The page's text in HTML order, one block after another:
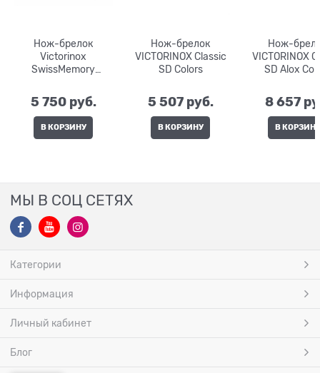
Нож-брелок
Victorinox
SwissMemory
5 750 руб.
В КОРЗИНУ
Нож-брелок
VICTORINOX Classic
SD Colors
5 507 руб.
В КОРЗИНУ
Нож-
VICTORINOX
SD Alox
8 657
В КОРЗИНУ
МЫ В СОЦ СЕТЯХ
Категории
Информация
Личный кабинет
Блог